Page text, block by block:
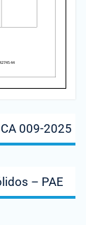
009-2025
– PAE